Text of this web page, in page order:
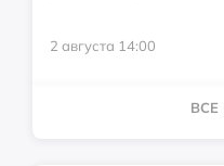
2 августа 14:00
ВСЕ